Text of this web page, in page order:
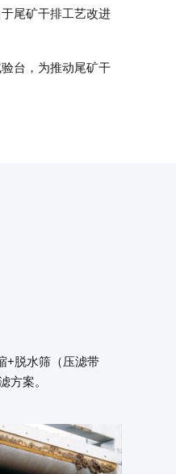
尾矿干排工艺改进
台，为推动尾矿干
+脱水筛（压滤带
方案。